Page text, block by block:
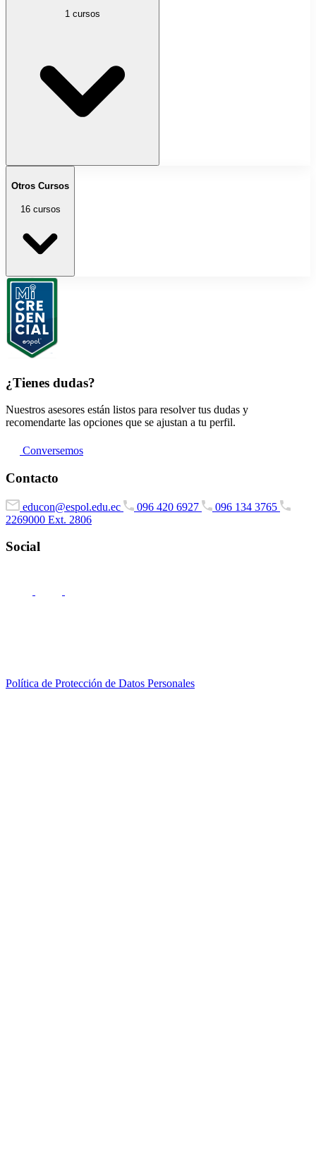
1 cursos
Otros Cursos
16 cursos
¿Tienes dudas?
Nuestros asesores están listos para resolver tus dudas y
recomendarte las opciones que se ajustan a tu perfil.
Conversemos
Contacto
educon@espol.edu.ec 096 420 6927
096 134 3765
2269000 Ext. 2806
Social
Política de Protección de Datos Personales